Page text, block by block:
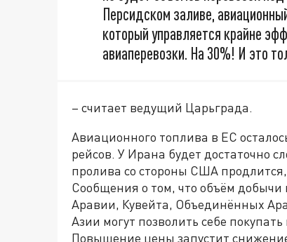
Персидском заливе,
который управляется крайне
авиаперевозки. На 30%! И это
– считает ведущий Царьграда.
Авиационного топлива в ЕС
рейсов. У Ирана будет достаточно
пролива со стороны США
Сообщения о том, что объём добычи
Аравии, Кувейта, Объединённых
Азии могут позволить себе
Повышение цены запустит